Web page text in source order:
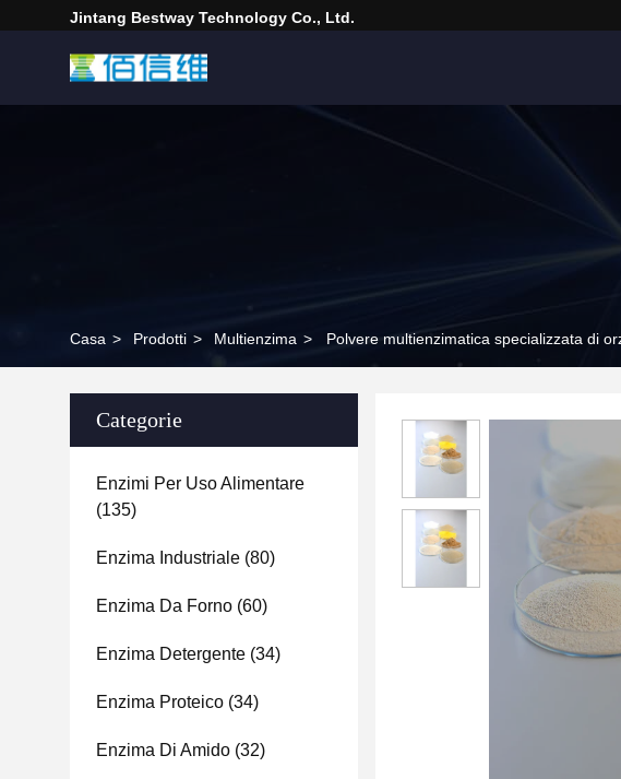
Jintang Bestway Technology Co., Ltd.
Casa > Prodotti > Multienzima > Polvere multienzimatica specializzata di
Categorie
Enzimi Per Uso Alimentare
(135)
Enzima Industriale (80)
Enzima Da Forno (60)
Enzima Detergente (34)
Enzima Proteico (34)
Enzima Di Amido (32)